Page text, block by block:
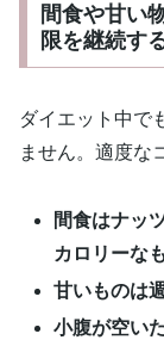
間食や甘い
限を継続す
ダイエット中で
ません。適度な
間食はナッ
カロリーな
甘いものは
小腹が空い